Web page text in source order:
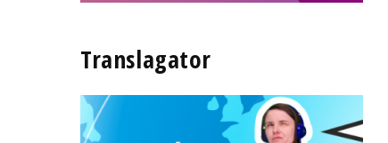
Translagator